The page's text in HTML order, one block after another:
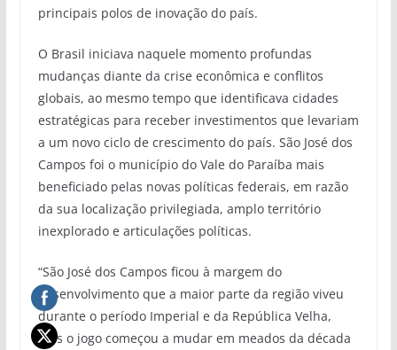
principais polos de inovação do país.
O Brasil iniciava naquele momento profundas
mudanças diante da crise econômica e conflitos
globais, ao mesmo tempo que identificava cidades
estratégicas para receber investimentos que levariam
a um novo ciclo de crescimento do país. São José dos
Campos foi o município do Vale do Paraíba mais
beneficiado pelas novas políticas federais, em razão
da sua localização privilegiada, amplo território
inexplorado e articulações políticas.
“São José dos Campos ficou à margem do
desenvolvimento que a maior parte da região viveu
durante o período Imperial e da República Velha,
mas o jogo começou a mudar em meados da década